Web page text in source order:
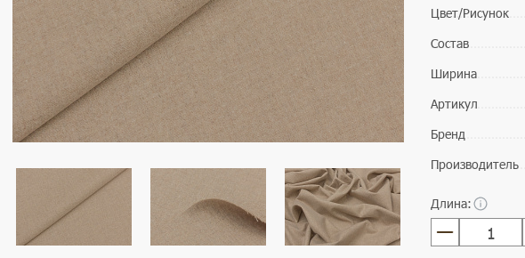
Цвет/Рисунок
Состав
Ширина
Артикул
Бренд
Производитель
Длина: